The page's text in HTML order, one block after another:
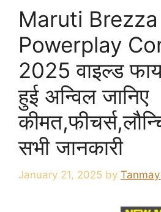
Maruti Brezza
Powerplay
2025 वाइल्ड
हुई अन्विल जानिए
सभी जानकारी
January 21, 2025 by